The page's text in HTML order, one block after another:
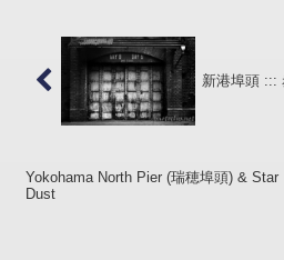
新港埠頭 :::
Yokohama North Pier (瑞穂埠頭) & Star
Dust